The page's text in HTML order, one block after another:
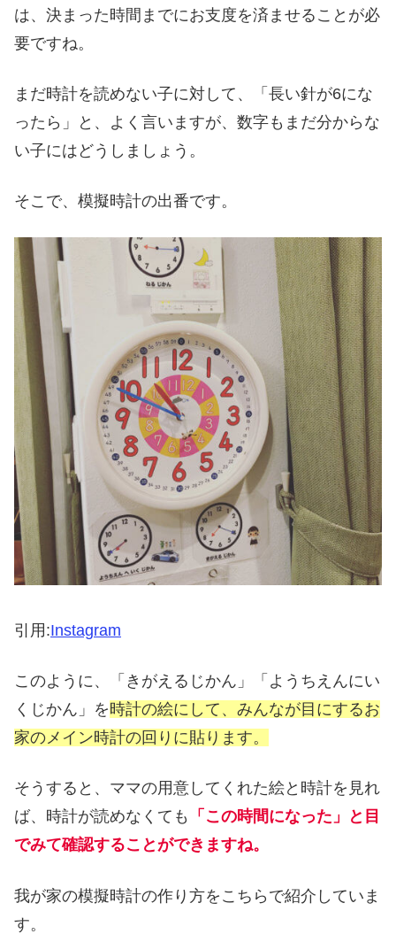
は、決まった時間までにお支度を済ませることが必
要ですね。
まだ時計を読めない子に対して、「長い針が6にな
ったら」と、よく言いますが、数字もまだ分からな
い子にはどうしましょう。
そこで、模擬時計の出番です。
引用:Instagram
このように、「きがえるじかん」「ようちえんにい
くじかん」を時計の絵にして、みんなが目にするお
家のメイン時計の回りに貼ります。
そうすると、ママの用意してくれた絵と時計を見れ
ば、時計が読めなくても
「この時間になった」と目
でみて確認することができますね。
我が家の模擬時計の作り方をこちらで紹介していま
す。